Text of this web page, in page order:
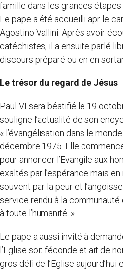
famille dans les grandes étapes
Le pape a été accueilli apr le
Agostino Vallini. Après avoir
catéchistes, il a ensuite parlé
discours préparé ou en en
Le trésor du regard de Jésus
Paul VI sera béatifié le 19
souligne l’actualité de son
« l’évangélisation dans le
décembre 1975. Elle
pour annoncer l’Evangile aux
exaltés par l’espérance mais
souvent par la peur et
service rendu à la communauté
à toute l’humanité. »
Le pape a aussi invité à
l’Eglise soit féconde et ait de
gros défi de l’Eglise